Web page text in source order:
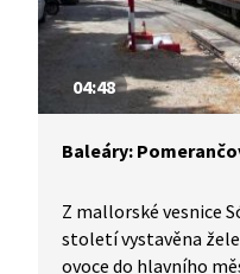
04:48
Baleáry:
Z mallorské vesnice
století vystavěna
ovoce do hlavního